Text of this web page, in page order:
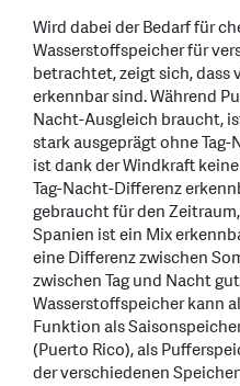
Wird dabei der Bedarf für
Wasserstoffspeicher für
betrachtet, zeigt sich, dass
erkennbar sind. Während
Nacht-Ausgleich braucht,
stark ausgeprägt ohne
ist dank der Windkraft
Tag-Nacht-Differenz
gebraucht für den
Spanien ist ein Mix
eine Differenz zwischen
zwischen Tag und Nacht
Wasserstoffspeicher kann
Funktion als
(Puerto Rico), als
der verschiedenen